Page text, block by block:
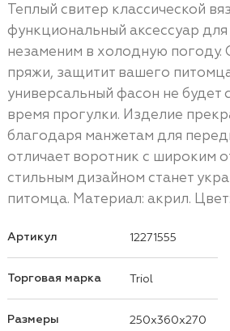
Теплый свитер классической
функциональный аксессуар
незаменим в холодную погоду.
пряжи, защитит вашего
универсальный фасон не будет
время прогулки. Изделие
благодаря манжетам для
отличает воротник с широким
стильным дизайном станет
питомца. Материал: акрил.
Артикул 12271555
Торговая марка Triol
Размеры 250x360x270